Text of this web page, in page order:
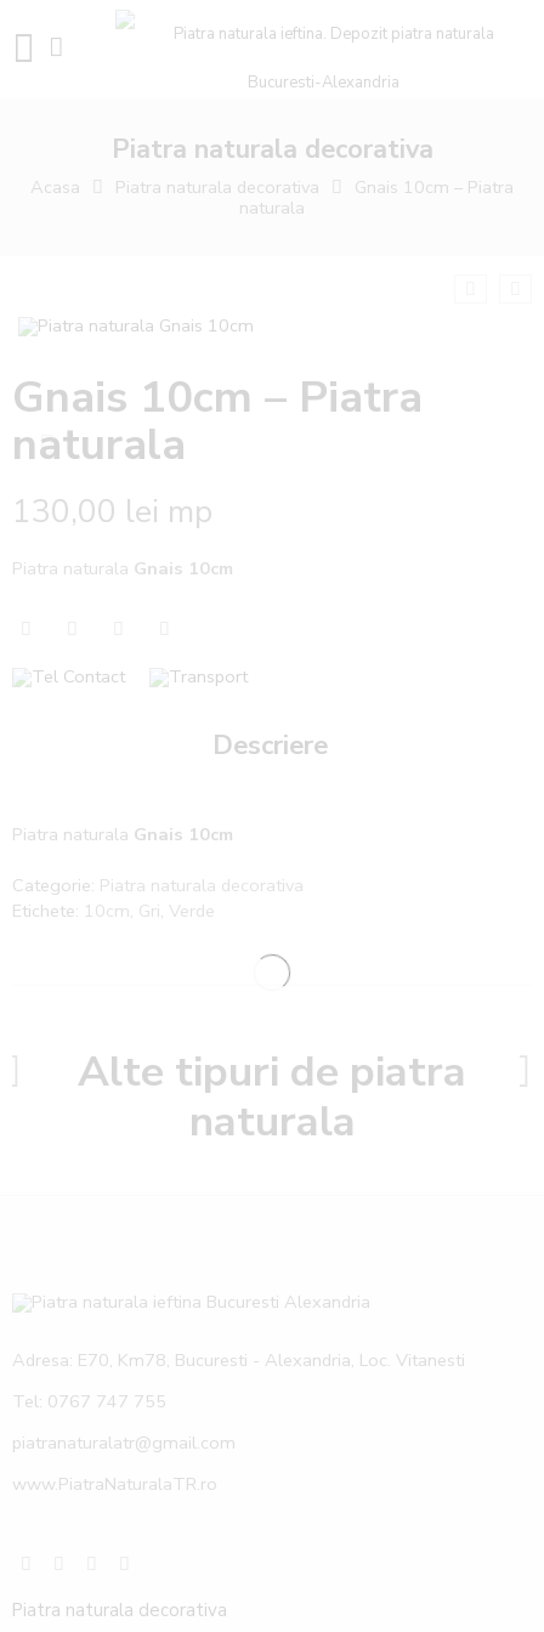
Piatra naturala decorativa
Acasa Piatra naturala decorativa
Gnais 10cm – Piatra
naturala
Gnais 10cm – Piatra
naturala
130,00 lei mp
Piatra naturala Gnais 10cm
Descriere
Piatra naturala Gnais 10cm
Categorie: Piatra naturala decorativa
Etichete: 10cm, Gri, Verde
Alte tipuri de piatra
naturala
Adresa: E70, Km78, Bucuresti - Alexandria, Loc. Vitanesti
Tel: 0767 747 755
piatranaturalatr@gmail.com
www.PiatraNaturalaTR.ro
Piatra naturala decorativa